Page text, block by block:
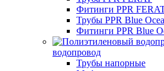
Фитинги PPR
Трубы PPR Blue
Фитинги PPR Blue
водопровод
Трубы напорные